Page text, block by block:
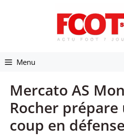
Menu
Mercato AS
Rocher prépare
coup en défense